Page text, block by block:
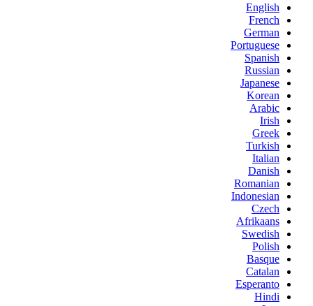
English
French
German
Portuguese
Spanish
Russian
Japanese
Korean
Arabic
Irish
Greek
Turkish
Italian
Danish
Romanian
Indonesian
Czech
Afrikaans
Swedish
Polish
Basque
Catalan
Esperanto
Hindi